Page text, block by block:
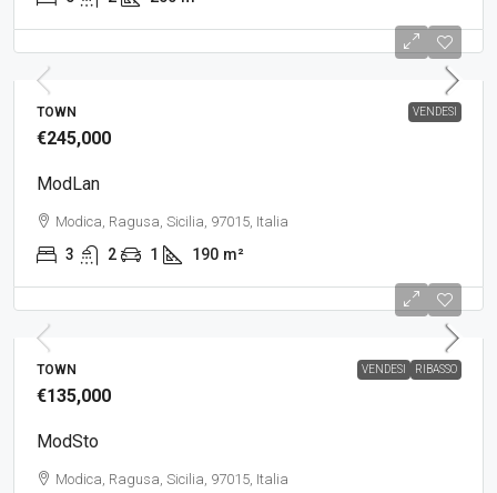
VENDESI
TOWN
€245,000
ModLan
Modica, Ragusa, Sicilia, 97015, Italia
3 2 1 190 m²
VENDESI RIBASSO
TOWN
€135,000
ModSto
Modica, Ragusa, Sicilia, 97015, Italia